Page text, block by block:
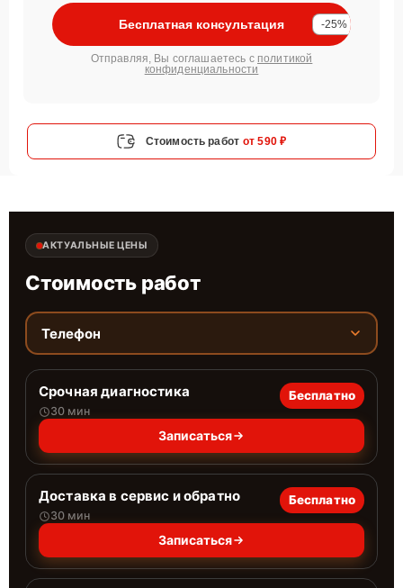
Бесплатная консультация -25%
Отправляя, Вы соглашаетесь с политикой
конфиденциальности
Стоимость работ от 590 ₽
АКТУАЛЬНЫЕ ЦЕНЫ
Стоимость работ
Телефон
Срочная диагностика
30 мин
Бесплатно
Записаться
Доставка в сервис и обратно
30 мин
Бесплатно
Записаться